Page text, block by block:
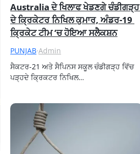
Australia ਦੇ ਖਿਲਾਫ ਖੇਡਣਗੇ ਚੰਡੀਗੜ੍ਹ
ਦੇ ਕ੍ਰਿਕੇਟਰ ਨਿਖਿਲ ਕੁਮਾਰ, ਅੰਡਰ-19
ਕ੍ਰਿਕੇਟ ਟੀਮ ‘ਚ ਹੋਇਆ ਸਲੈਕਸ਼ਨ
PUNJAB·Admin
ਸੈਕਟਰ-21 ਅਤੇ ਸੈਪਿਨਸ ਸਕੂਲ ਚੰਡੀਗੜ੍ਹ ਵਿੱਚ
ਪੜ੍ਹਦੇ ਕ੍ਰਿਕਟਰ ਨਿਖਿਲ…